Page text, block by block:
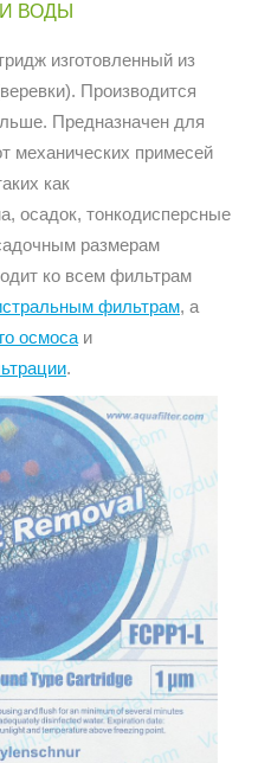
ВОДЫ
изготовленный из
Производится
Предназначен для
механических примесей
как
осадок, тонкодисперсные
размерам
ко всем фильтрам
фильтрам, а
осмоса и
.